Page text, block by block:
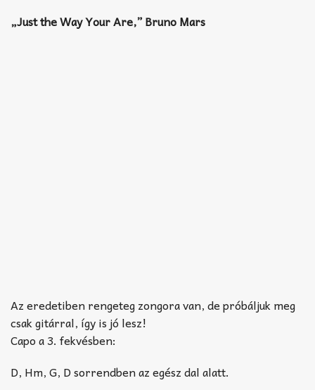
„Just the Way Your Are,” Bruno Mars
Az eredetiben rengeteg zongora van, de próbáljuk meg
csak gitárral, így is jó lesz!
Capo a 3. fekvésben:
D, Hm, G, D sorrendben az egész dal alatt.